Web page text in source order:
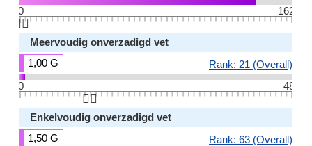
0
162
👆🏻
Meervoudig onverzadigd vet
1,00 G
Rank: 21 (Overall)
0
48
👆🏻
Enkelvoudig onverzadigd vet
1,50 G
Rank: 63 (Overall)